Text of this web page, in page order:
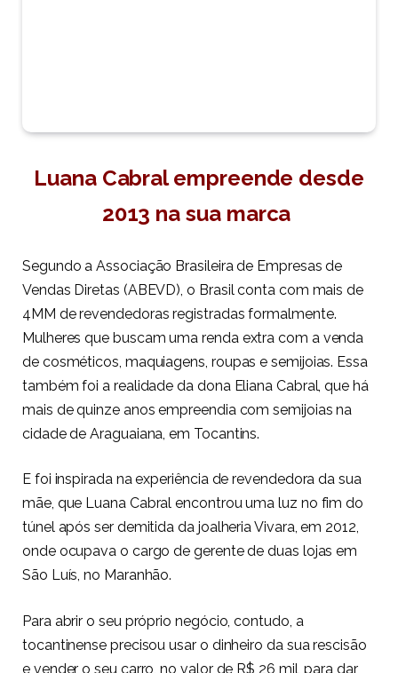
Luana Cabral empreende desde
2013 na sua marca
Segundo a Associação Brasileira de Empresas de
Vendas Diretas (ABEVD), o Brasil conta com mais de
4MM de revendedoras registradas formalmente.
Mulheres que buscam uma renda extra com a venda
de cosméticos, maquiagens, roupas e semijoias. Essa
também foi a realidade da dona Eliana Cabral, que há
mais de quinze anos empreendia com semijoias na
cidade de Araguaiana, em Tocantins.
E foi inspirada na experiência de revendedora da sua
mãe, que Luana Cabral encontrou uma luz no fim do
túnel após ser demitida da joalheria Vivara, em 2012,
onde ocupava o cargo de gerente de duas lojas em
São Luís, no Maranhão.
Para abrir o seu próprio negócio, contudo, a
tocantinense precisou usar o dinheiro da sua rescisão
e vender o seu carro, no valor de R$ 26 mil, para dar